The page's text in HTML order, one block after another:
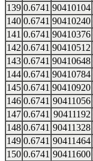
139 0.6741 90410104
140 0.6741 90410240
141 0.6741 90410376
142 0.6741 90410512
143 0.6741 90410648
144 0.6741 90410784
145 0.6741 90410920
146 0.6741 90411056
147 0.6741 90411192
148 0.6741 90411328
149 0.6741 90411464
150 0.6741 90411600